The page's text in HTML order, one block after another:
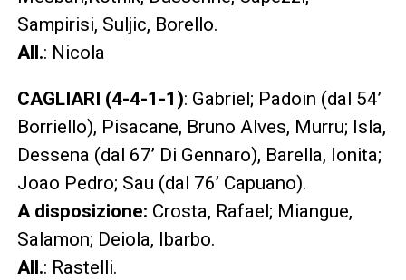
Sampirisi, Suljic, Borello.
All.: Nicola
CAGLIARI (4-4-1-1): Gabriel; Padoin (dal 54’
Borriello), Pisacane, Bruno Alves, Murru; Isla,
Dessena (dal 67’ Di Gennaro), Barella, Ionita;
Joao Pedro; Sau (dal 76’ Capuano).
A disposizione: Crosta, Rafael; Miangue,
Salamon; Deiola, Ibarbo.
All.: Rastelli.